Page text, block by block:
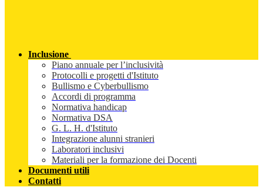
Inclusione
Piano annuale per l’inclusività
Protocolli e progetti d'Istituto
Bullismo e Cyberbullismo
Accordi di programma
Normativa handicap
Normativa DSA
G. L. H. d'Istituto
Integrazione alunni stranieri
Laboratori inclusivi
Materiali per la formazione dei Docenti
Documenti utili
Contatti